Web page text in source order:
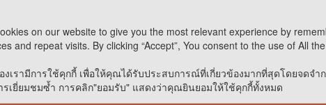
on our website to give you the most relevant experience by
and repeat visits. By clicking “Accept”, You consent to the use of All
งเรามีการใช้คุกกี้ เพื่อให้คุณได้รับประสบการณ์ที่เกี่ยวข้องมากที่สุดโดยจดจำ
เยี่ยมชมซ้ำ การคลิก"ยอมรับ" แสดงว่าคุณยินยอมให้ใช้คุกกี้ทั้งหมด